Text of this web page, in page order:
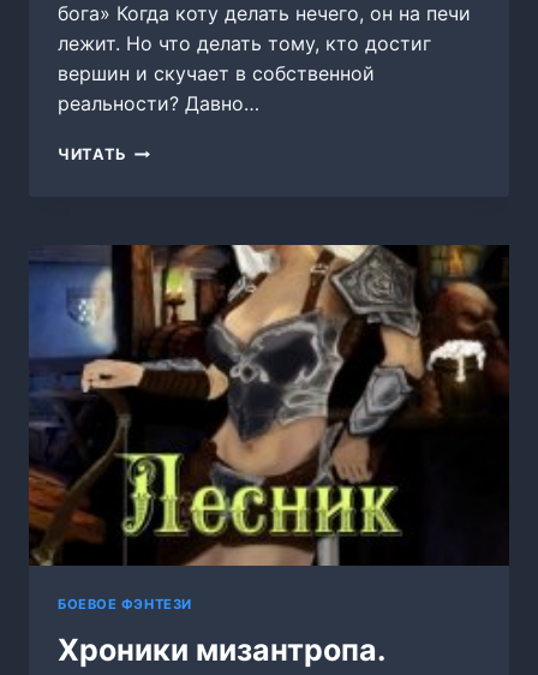
бога» Когда коту делать нечего, он на печи
лежит. Но что делать тому, кто достиг
вершин и скучает в собственной
реальности? Давно…
ЧИТАТЬ ЛОВУШКА
БОЕВОЕ ФЭНТЕЗИ
Хроники мизантропа.